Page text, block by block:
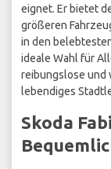
eignet. Er bietet
größeren
in den
ideale Wahl für
reibungslose und
lebendiges
Skoda